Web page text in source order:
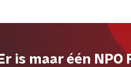
Er is maar één NPO